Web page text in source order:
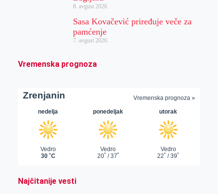
8. avgust 2026.
Sasa Kovačević priređuje veče za
pamćenje
7. avgust 2026.
Vremenska prognoza
Najčitanije vesti